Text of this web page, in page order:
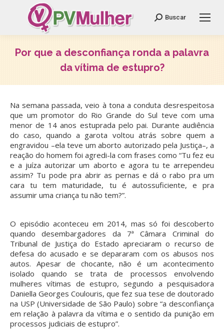
Search:
Buscar
Por que a desconfiança ronda a palavra
da vítima de estupro?
Na semana passada, veio à tona a conduta desrespeitosa
que um promotor do Rio Grande do Sul teve com uma
menor de 14 anos estuprada pelo pai. Durante audiência
do caso, quando a garota voltou atrás sobre quem a
engravidou –ela teve um aborto autorizado pela Justiça–, a
reação do homem foi agredi-la com frases como “Tu fez eu
e a juíza autorizar um aborto e agora tu te arrependeu
assim? Tu pode pra abrir as pernas e dá o rabo pra um
cara tu tem maturidade, tu é autossuficiente, e pra
assumir uma criança tu não tem?”.
O episódio aconteceu em 2014, mas só foi descoberto
quando desembargadores da 7ª Câmara Criminal do
Tribunal de Justiça do Estado apreciaram o recurso de
defesa do acusado e se depararam com os abusos nos
autos. Apesar de chocante, não é um acontecimento
isolado quando se trata de processos envolvendo
mulheres vítimas de estupro, segundo a pesquisadora
Daniella Georges Coulouris, que fez sua tese de doutorado
na USP (Universidade de São Paulo) sobre “a desconfiança
em relação à palavra da vítima e o sentido da punição em
processos judiciais de estupro”.